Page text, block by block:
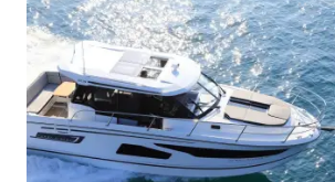
¡Reserva ya tu Sunset Adrenaline
inolvidable aventura a alta
sol más hermosa sobre la costa de